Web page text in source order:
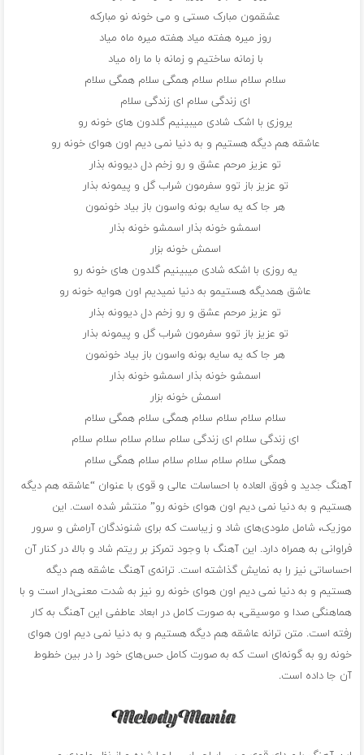
عشقمون مبارک مستی و می خونه نو مبارکه
روز میره هفته میاد هفته میره ماه میاد
با زمانه ساختیم و زمانه با ما راه میاد
سلام سلام سلام سلام همگی سلام همگی سلام
ای زندگی سلام ای زندگی سلام
یروزی با اشک شادی میبینیم گلدون های خونه رو
عاشقه هم دیگه هستیم و به دنیا نمی دیم اون هوای خونه رو
تو عزیز مرحم عشق و رو زخم دل دیوونه بذار
تو عزیز باز توو سفرمون شراب گل و پیمونه بذار
هر جا که یه سایه بونه واسون باز بیاد خونمون
اسمشو خونه بذار اسمشو خونه بذار
اسمش خونه بزار
یه روزی با اشکه شادی میبینیم گلدون های خونه رو
عاشق همدیگه هستیمو به دنیا نمیدیم اون هوایه خونه رو
تو عزیز مرحم عشق و رو زخم دل دیوونه بذار
تو عزیز باز توو سفرمون شراب گل و پیمونه بذار
هر جا که یه سایه بونه واسون باز بیاد خونمون
اسمشو خونه بذار اسمشو خونه بذار
اسمش خونه بزار
سلام سلام سلام سلام همگی سلام همگی سلام
ای زندگی سلام ای زندگی سلام سلام سلام سلام سلام
همگی سلام سلام سلام سلام سلام همگی سلام
آهنگ جدید و فوق العاده با احساسات عالی و قوی با عنوان “عاشقه هم دیگه
هستیم و به دنیا نمی دیم اون هوای خونه رو” منتشر شده است. این
موزیک، شامل ملودی‌های شاد و زیباست که برای شنوندگان آرامش و سرور
فراوانی به همراه دارد. این آهنگ با وجود تمرکز بر ریتم شاد و بالا، در کنار آن
احساساتی نیز را به نمایش گذاشته است. ترانه‌ی آهنگ عاشقه هم دیگه
هستیم و به دنیا نمی دیم اون هوای خونه رو نیز به شدت معنی‌دار است و با
هماهنگی صدا و موسیقی، به صورت کامل در ابعاد عاطفی این آهنگ به کار
رفته است. متن ترانه عاشقه هم دیگه هستیم و به دنیا نمی دیم اون هوای
خونه رو به گونه‌ای است که به صورت کامل حس‌های خود را در بین خطوط
آن جا داده است.